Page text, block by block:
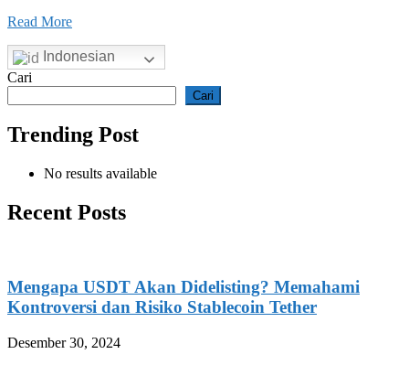
Read More
Indonesian
Cari
Cari
Trending Post
No results available
Recent Posts
Mengapa USDT Akan Didelisting? Memahami
Kontroversi dan Risiko Stablecoin Tether
Desember 30, 2024